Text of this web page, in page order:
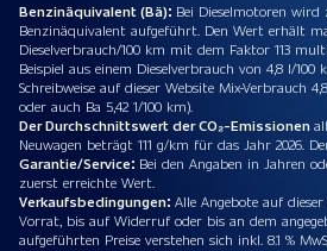
Benzinäquivalent (Bä): Bei Dieselmotoren wird
Benzinäquivalent aufgeführt. Den Wert erhält
Dieselverbrauch/100 km mit dem Faktor 113
Beispiel aus einem Dieselverbrauch von 4,8 l/100
Schreibweise auf dieser Website Mix-Verbrauch
oder auch Ba 5,42 1/100 km).
Der Durchschnittswert der CO₂-Emissionen
Neuwagen beträgt 111 g/km für das Jahr 2026.
Garantie/Service: Bei den Angaben in Jahren
zuerst erreichte Wert.
Verkaufsbedingungen: Alle Angebote auf
Vorrat, bis auf Widerruf oder bis an dem
aufgeführten Preise verstehen sich inkl. 8.1 %